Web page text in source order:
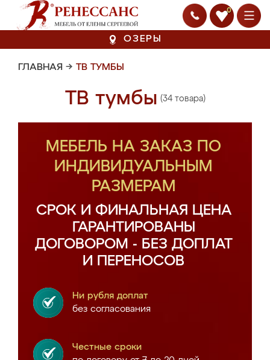
0
ОЗЕРЫ
ГЛАВНАЯ → ТВ ТУМБЫ
ТВ тумбы (34 товара)
МЕБЕЛЬ НА ЗАКАЗ ПО
ИНДИВИДУАЛЬНЫМ
РАЗМЕРАМ
СРОК И ФИНАЛЬНАЯ ЦЕНА
ГАРАНТИРОВАНЫ
ДОГОВОРОМ - БЕЗ ДОПЛАТ
И ПЕРЕНОСОВ
Ни рубля доплат
без согласования
Честные сроки